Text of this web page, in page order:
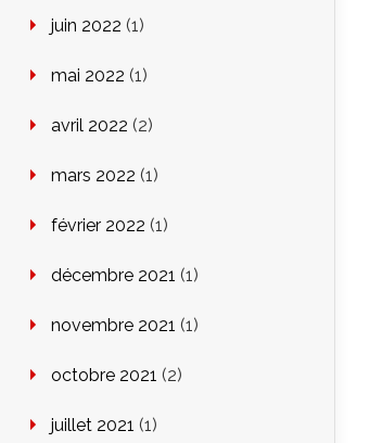
juin 2022 (1)
mai 2022 (1)
avril 2022 (2)
mars 2022 (1)
février 2022 (1)
décembre 2021 (1)
novembre 2021 (1)
octobre 2021 (2)
juillet 2021 (1)